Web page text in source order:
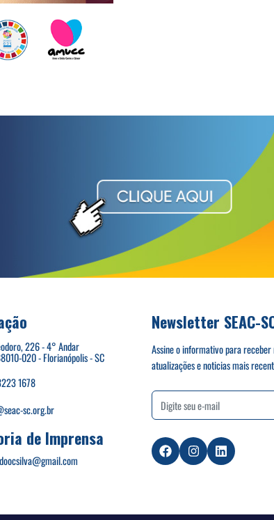
226 - 4° Andar
020 - Florianópolis - SC
1678
sc.org.br
de Imprensa
Newsletter SEAC-
Assine o informativo para receber
atualizações e noticias mais